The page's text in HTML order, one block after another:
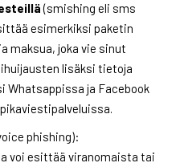
(smishing eli sms
esimerkiksi paketin
maksua, joka vie sinut
lisäksi tietoja
Whatsappissa ja Facebook
phishing):
voi esittää viranomaista tai